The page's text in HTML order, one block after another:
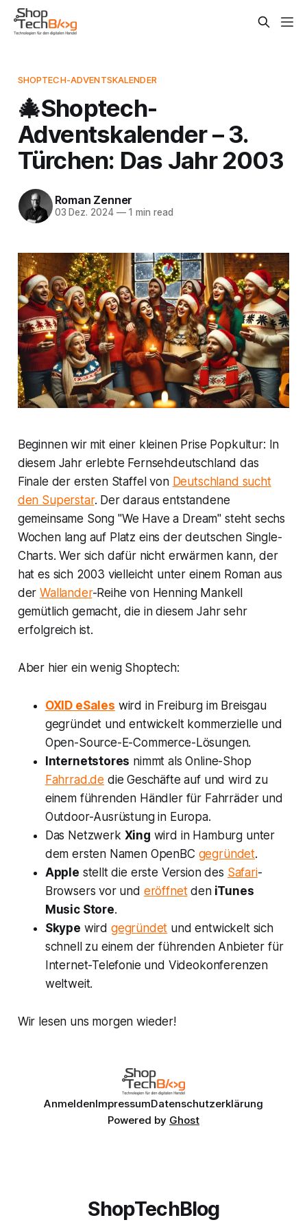
SHOPTECH-ADVENTSKALENDER
🎄Shoptech-
Adventskalender – 3.
Türchen: Das Jahr 2003
Roman Zenner
03 Dez. 2024 —1 min read
Beginnen wir mit einer kleinen Prise Popkultur: In
diesem Jahr erlebte Fernsehdeutschland das
Finale der ersten Staffel von Deutschland sucht
den Superstar. Der daraus entstandene
gemeinsame Song "We Have a Dream" steht sechs
Wochen lang auf Platz eins der deutschen Single-
Charts. Wer sich dafür nicht erwärmen kann, der
hat es sich 2003 vielleicht unter einem Roman aus
derWallander-Reihe von Henning Mankell
gemütlich gemacht, die in diesem Jahr sehr
erfolgreich ist.
Aber hier ein wenig Shoptech:
OXID eSales wird in Freiburg im Breisgau
gegründet und entwickelt kommerzielle und
Open-Source-E-Commerce-Lösungen.
Internetstores nimmt als Online-Shop
Fahrrad.de die Geschäfte auf und wird zu
einem führenden Händler für Fahrräder und
Outdoor-Ausrüstung in Europa.
Das Netzwerk Xing wird in Hamburg unter
dem ersten Namen OpenBC gegründet.
Apple stellt die erste Version des Safari-
Browsers vor und eröffnetdeniTunes
Music Store.
Skype wird gegründet und entwickelt sich
schnell zu einem der führenden Anbieter für
Internet-Telefonie und Videokonferenzen
weltweit.
Wir lesen uns morgen wieder!
AnmeldenImpressumDatenschutzerklärung
Powered by Ghost
ShopTechBlog